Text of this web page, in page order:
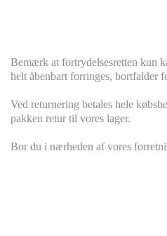
Bemærk at fortrydelsesretten kun
helt åbenbart forringes, bortfalder
Ved returnering betales hele
pakken retur til vores lager.
Bor du i nærheden af vores